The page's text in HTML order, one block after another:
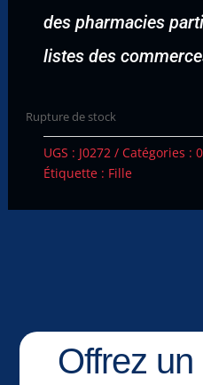
des pharmacies
listes des
Rupture de stock
UGS : J0272 Catégories :
Étiquette : Fille
Offrez